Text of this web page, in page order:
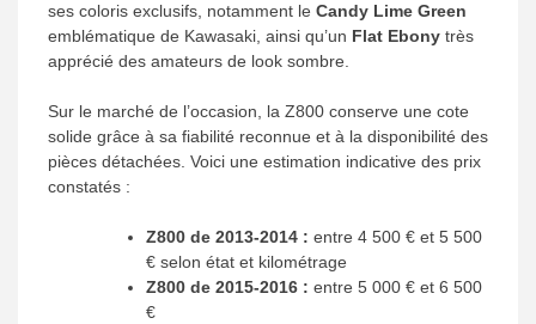
ses coloris exclusifs, notamment le Candy Lime Green
emblématique de Kawasaki, ainsi qu’un Flat Ebony très
apprécié des amateurs de look sombre.
Sur le marché de l’occasion, la Z800 conserve une cote
solide grâce à sa fiabilité reconnue et à la disponibilité des
pièces détachées. Voici une estimation indicative des prix
constatés :
Z800 de 2013-2014 : entre 4 500 € et 5 500
€ selon état et kilométrage
Z800 de 2015-2016 : entre 5 000 € et 6 500
€